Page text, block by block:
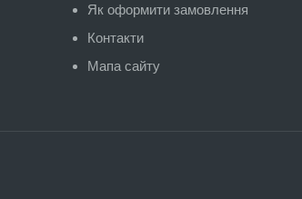
Як оформити замовлення
Контакти
Мапа сайту